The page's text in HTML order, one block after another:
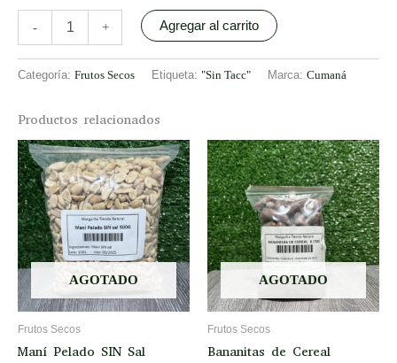
- + Agregar al carrito
Categoría: Frutos Secos Etiqueta: "Sin Tacc" Marca: Cumaná
Productos relacionados
AGOTADO
Frutos Secos
Maní Pelado SIN Sal
AGOTADO
Frutos Secos
Bananitas de Cereal